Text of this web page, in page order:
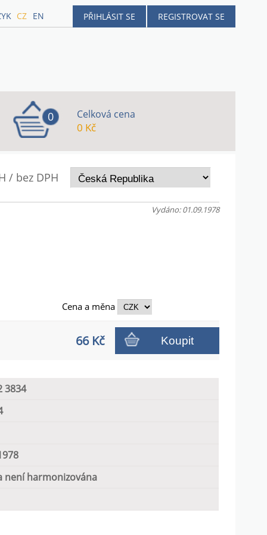
PŘIHLÁSIT SE REGISTROVAT SE
CZ EN
0 Celková cena
0 Kč
/ bez DPH
Vydáno: 01.09.1978
Cena a měna
66 Kč Koupit
3834
není harmonizována